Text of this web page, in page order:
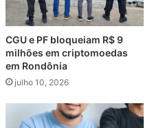
CGU e PF bloqueiam R$ 9
milhões em criptomoedas
em Rondônia
julho 10, 2026